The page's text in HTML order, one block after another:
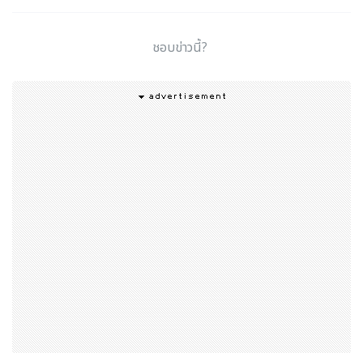
ชอบข่าวนี้?